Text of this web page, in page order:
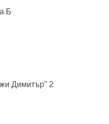
Б
Димитър" 2